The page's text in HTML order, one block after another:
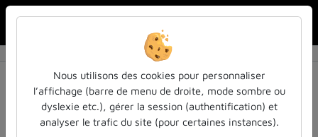
Résultats de la recherche
Filtres actifs (cliquer pour en retirer) :
reportages
sdun-videos-en-ligne
Nous utilisons des cookies pour personnaliser
l’affichage (barre de menu de droite, mode sombre ou
dyslexie etc.), gérer la session (authentification) et
analyser le trafic du site (pour certaines instances).